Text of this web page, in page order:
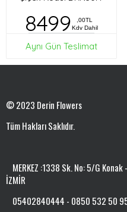
8499
,00TL
Kdv Dahil
Aynı Gün Teslimat
© 2023 Derin Flowers
Tüm Hakları Saklıdır.
MERKEZ :1338 Sk. No: 5/G
İZMİR
05402840444 - 0850 532 50